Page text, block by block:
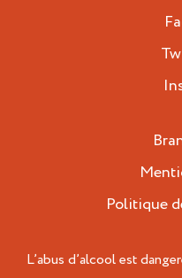
Politique
L’abus d’alcool est